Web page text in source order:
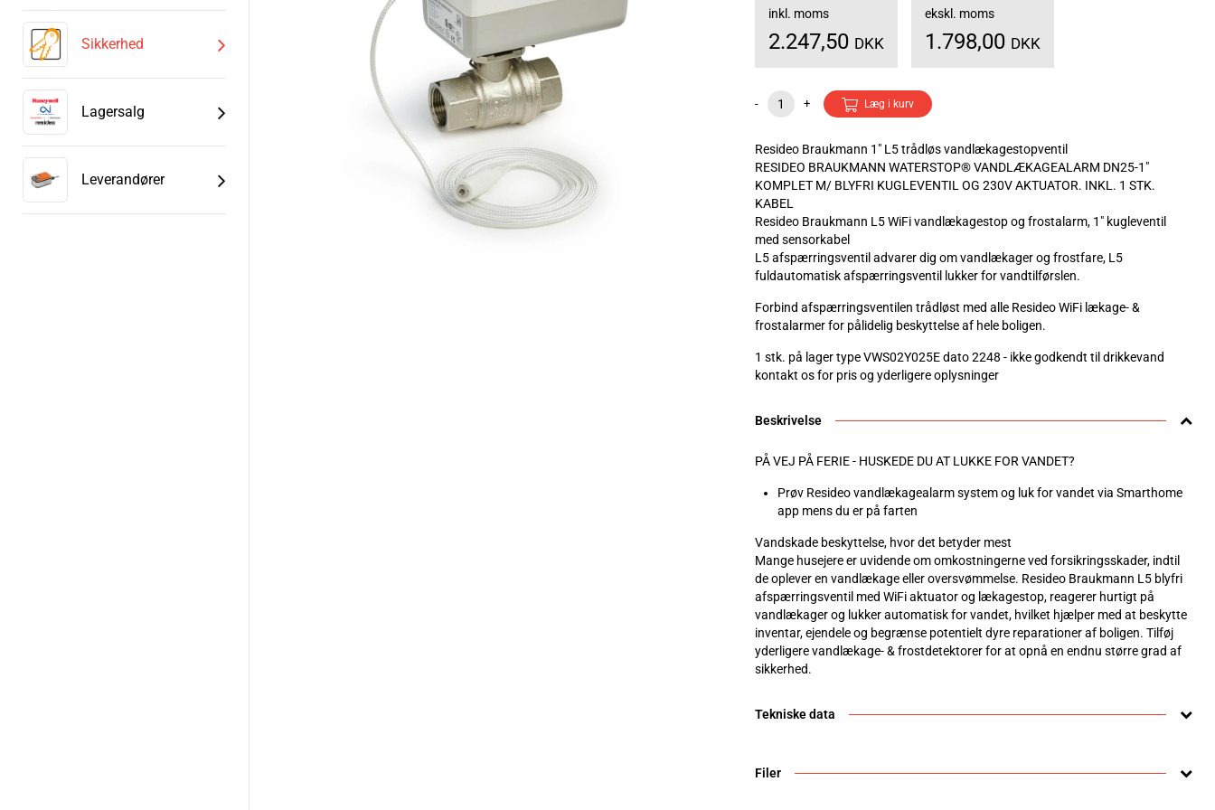
Sikkerhed
Lagersalg
Leverandører
inkl. moms
2.247,50 DKK
ekskl. moms
1.798,00 DKK
- + Læg i kurv
Resideo Braukmann 1" L5 trådløs vandlækagestopventil
RESIDEO BRAUKMANN WATERSTOP® VANDLÆKAGEALARM DN25-1"
KOMPLET M/ BLYFRI KUGLEVENTIL OG 230V AKTUATOR. INKL. 1 STK.
KABEL
Resideo Braukmann L5 WiFi vandlækagestop og frostalarm, 1" kugleventil
med sensorkabel
L5 afspærringsventil advarer dig om vandlækager og frostfare, L5
fuldautomatisk afspærringsventil lukker for vandtilførslen.
Forbind afspærringsventilen trådløst med alle Resideo WiFi lækage- &
frostalarmer for pålidelig beskyttelse af hele boligen.
1 stk. på lager type VWS02Y025E dato 2248 - ikke godkendt til drikkevand
kontakt os for pris og yderligere oplysninger
Beskrivelse
PÅ VEJ PÅ FERIE - HUSKEDE DU AT LUKKE FOR VANDET?
Prøv Resideo vandlækagealarm system og luk for vandet via Smarthome
app mens du er på farten
Vandskade beskyttelse, hvor det betyder mest
Mange husejere er uvidende om omkostningerne ved forsikringsskader, indtil
de oplever en vandlækage eller oversvømmelse. Resideo Braukmann L5 blyfri
afspærringsventil med WiFi aktuator og lækagestop, reagerer hurtigt på
vandlækager og lukker automatisk for vandet, hvilket hjælper med at beskytte
inventar, ejendele og begrænse potentielt dyre reparationer af boligen. Tilføj
yderligere vandlækage- & frostdetektorer for at opnå en endnu større grad af
sikkerhed.
Tekniske data
Filer